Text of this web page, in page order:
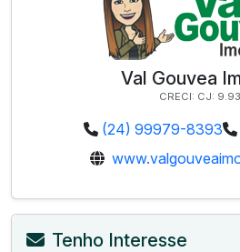
Val Gouvea
CRECI: CJ:
(24) 99979-8393
Tenho Interesse